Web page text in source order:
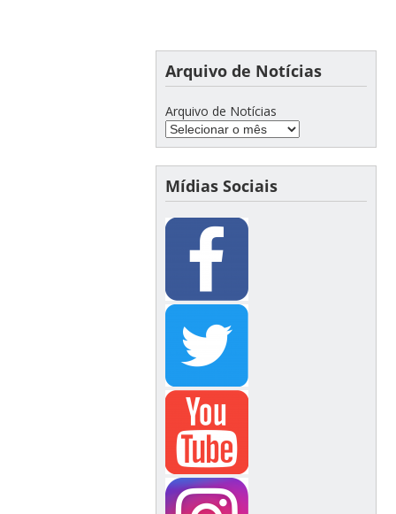
Arquivo de Notícias
Arquivo de Notícias
Mídias Sociais